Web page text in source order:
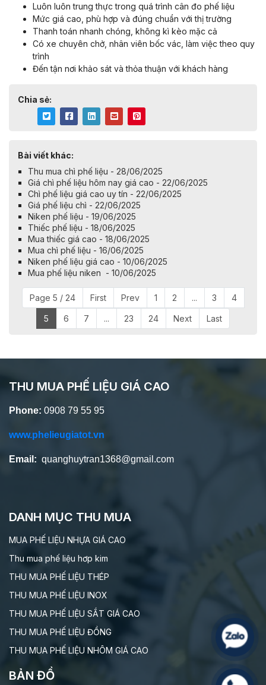
Luôn luôn trung thực trong quá trình cân đo phế liệu
Mức giá cao, phù hợp và đúng chuẩn với thị trường
Thanh toán nhanh chóng, không kì kèo mặc cả
Có xe chuyên chở, nhân viên bốc vác, làm việc theo quy
trình
Đến tận nơi khảo sát và thỏa thuận với khách hàng
Chia sẻ:
Bài viết khác:
Thu mua chì phế liệu - 28/06/2025
Giá chì phế liệu hôm nay giá cao - 22/06/2025
Chì phế liệu giá cao uy tín - 22/06/2025
Giá phế liệu chì - 22/06/2025
Niken phế liệu - 19/06/2025
Thiếc phế liệu - 18/06/2025
Mua thiếc giá cao - 18/06/2025
Mua chì phế liệu - 16/06/2025
Niken phế liệu giá cao - 10/06/2025
Mua phế liệu niken - 10/06/2025
Page 5 / 24 First Prev 1 2 ... 3 4
5 6 7 ... 23 24 Next Last
THU MUA PHẾ LIỆU GIÁ CAO
Phone: 0908 79 55 95
www.phelieugiatot.vn
Email: quanghuytran1368@gmail.com
DANH MỤC THU MUA
MUA PHẾ LIỆU NHỰA GIÁ CAO
Thu mua phế liệu hơp kim
THU MUA PHẾ LIỆU THÉP
THU MUA PHẾ LIỆU INOX
THU MUA PHẾ LIỆU SẮT GIÁ CAO
THU MUA PHẾ LIỆU ĐỒNG
THU MUA PHẾ LIỆU NHÔM GIÁ CAO
BẢN ĐỒ